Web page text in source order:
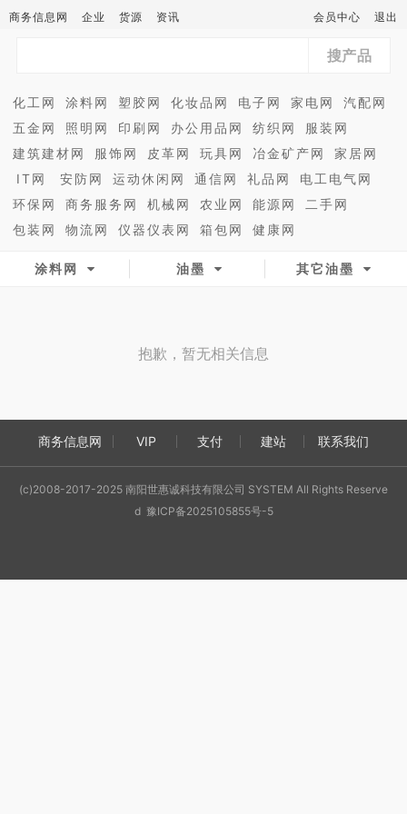
商务信息网 企业 货源 资讯 会员中心 退出
搜产品
化工网 涂料网 塑胶网 化妆品网 电子网 家电网
汽配网
五金网
照明网 印刷网 办公用品网 纺织网
服装网
建筑建材网
服饰网 皮革网 玩具网 冶金矿产网
家居网
IT网
安防网 运动休闲网 通信网 礼品网
电工电气网
环保网
商务服务网 机械网 农业网 能源网
二手网
包装网
物流网 仪器仪表网 箱包网 健康网
涂料网 油墨 其它油墨
抱歉，暂无相关信息
商务信息网 VIP 支付 建站 联系我们
(c)2008-2017-2025 南阳世惠诚科技有限公司 SYSTEM All Rights Reserve
d 豫ICP备2025105855号-5